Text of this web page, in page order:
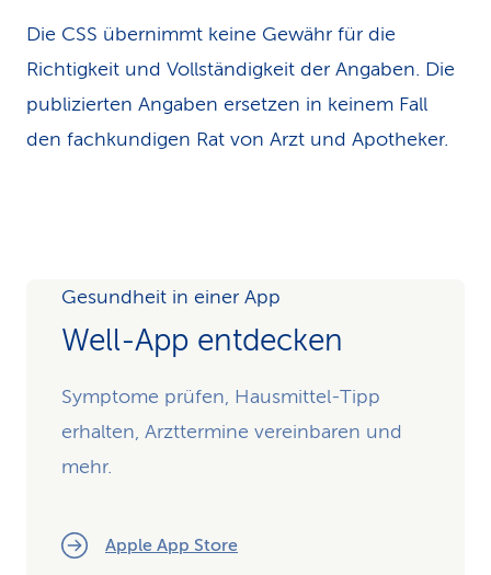
Die CSS übernimmt keine Gewähr für die
Richtigkeit und Vollständigkeit der Angaben. Die
publizierten Angaben ersetzen in keinem Fall
den fachkundigen Rat von Arzt und Apotheker.
Gesundheit in einer App
Well-App entdecken
Symptome prüfen, Hausmittel-Tipp
erhalten, Arzttermine vereinbaren und
mehr.
Apple App Store